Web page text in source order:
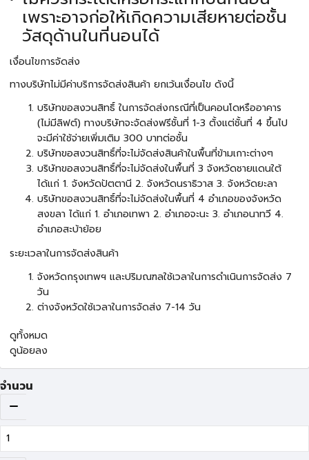
เพราะอาจก่อให้เกิดความเสียหายต่อชั้น
วัสดุด้านในที่นอนได้
เงื่อนไขการจัดส่ง
ทางบริษัทไม่มีค่าบริการจัดส่งสินค้า ยกเว้นเงื่อนไข ดังนี้
บริษัทขอสงวนสิทธิ์ ในการจัดส่งกรณีที่เป็นคอนโดหรืออาคาร
(ไม่มีลิฟต์) ทางบริษัทจะจัดส่งฟรีชั้นที่ 1-3 ตั้งแต่ชั้นที่ 4 ขึ้นไป
จะมีค่าใช้จ่ายเพิ่มเติม 300 บาทต่อชั้น
บริษัทขอสงวนสิทธิ์ที่จะไม่จัดส่งสินค้าในพื้นที่ข้ามเกาะต่างๆ
บริษัทขอสงวนสิทธิ์ที่จะไม่จัดส่งในพื้นที่ 3 จังหวัดชายแดนใต้
ได้แก่ 1. จังหวัดปัตตานี 2. จังหวัดนราธิวาส 3. จังหวัดยะลา
บริษัทขอสงวนสิทธิ์ที่จะไม่จัดส่งในพื้นที่ 4 อำเภอของจังหวัด
สงขลา ได้แก่ 1. อำเภอเทพา 2. อำเภอจะนะ 3. อำเภอนาทวี 4.
อำเภอสะบ้าย้อย
ระยะเวลาในการจัดส่งสินค้า
จังหวัดกรุงเทพฯ และปริมณฑลใช้เวลาในการดำเนินการจัดส่ง 7
วัน
ต่างจังหวัดใช้เวลาในการจัดส่ง 7-14 วัน
ดูทั้งหมด
ดูน้อยลง
จำนวน